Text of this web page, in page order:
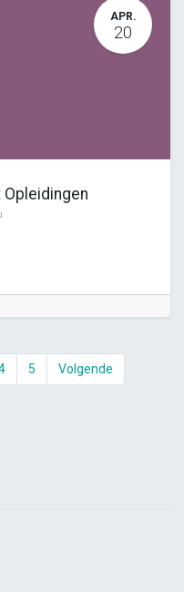
APR.
20
5 Volgende